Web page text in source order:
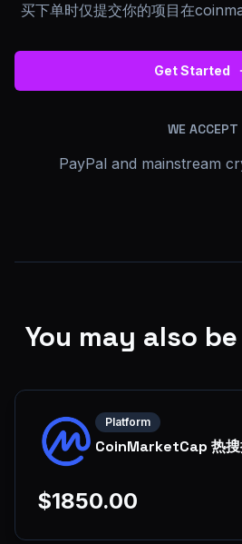
买下单时仅提交你的项目在
Get Started
WE ACCEPT
PayPal and mainstream
You may also
Platform
CoinMarketCap 热搜
$1850.00